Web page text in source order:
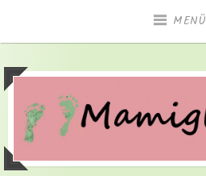
MENÜ